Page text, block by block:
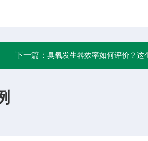
下一篇： 臭氧发生器效率如何评价？这4个指标比臭